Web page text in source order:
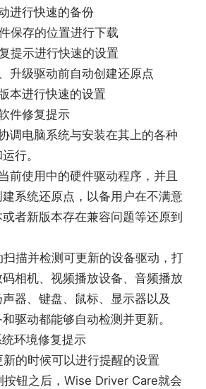
行快速的备份
存的位置进行下载
示进行快速的设置
级驱动前自动创建还原点
进行快速的设置
修复提示
电脑系统与安装在其上的各种
行。
使用中的硬件驱动程序，并且
系统还原点，以备用户在不满意
者新版本存在兼容问题等还原到
描并检测可更新的设备驱动，打
相机、视频播放设备、音频播放
器、键盘、鼠标、显示器以及
驱动都能够自动检测并更新。
环境修复提示
的时候可以进行提醒的设置
钮之后，Wise Driver Care就会